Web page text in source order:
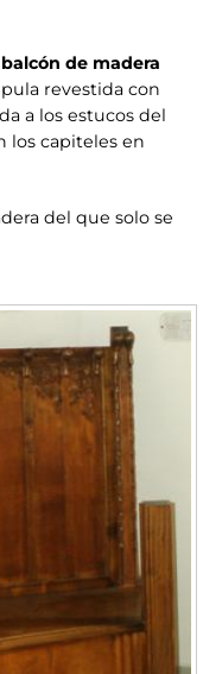
balcón de madera
revestida con
a los estucos del
los capiteles en
del que solo se